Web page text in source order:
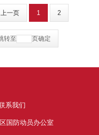
上一页 1 2
转至 页确定
系我们
国防动员办公室